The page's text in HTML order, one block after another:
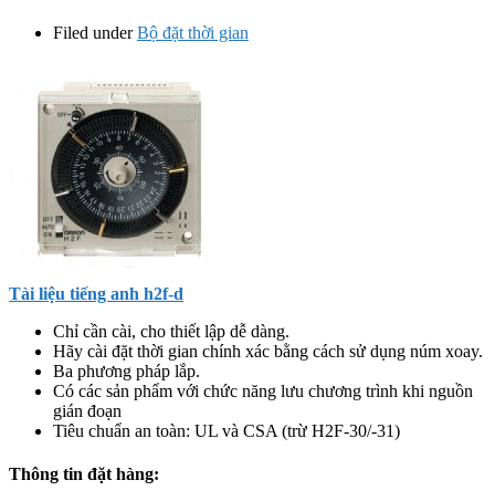
Filed underBộ đặt thời gian
Tài liệu tiếng anh h2f-d
Chỉ cần cài, cho thiết lập dễ dàng.
Hãy cài đặt thời gian chính xác bằng cách sử dụng núm xoay.
Ba phương pháp lắp.
Có các sản phẩm với chức năng lưu chương trình khi nguồn
gián đoạn
Tiêu chuẩn an toàn: UL và CSA (trừ H2F-30/-31)
Thông tin đặt hàng: